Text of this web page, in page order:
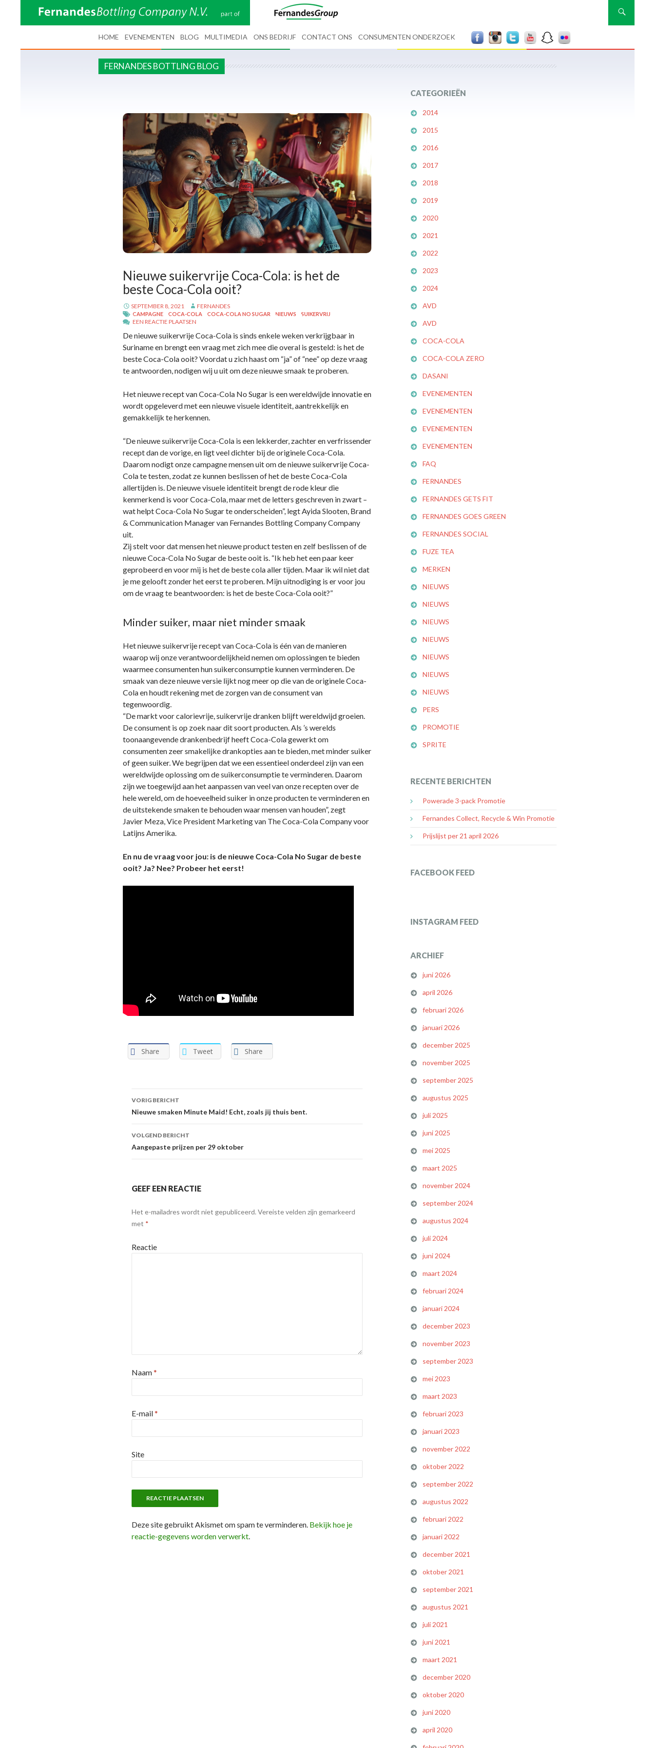
Zoeken
HOME EVENEMENTEN BLOG MULTIMEDIA ONS BEDRIJF CONTACT ONS CONSUMENTEN ONDERZOEK
FERNANDES BOTTLING BLOG
Nieuwe suikervrije Coca-Cola: is het de
beste Coca-Cola ooit?
SEPTEMBER 8, 2021 FERNANDES
CAMPAGNE COCA-COLA COCA-COLA NO SUGAR NIEUWS SUIKERVRIJ
EEN REACTIE PLAATSEN
De nieuwe suikervrije Coca-Cola is sinds enkele weken verkrijgbaar in
Suriname en brengt een vraag met zich mee die overal is gesteld: is het de
beste Coca-Cola ooit? Voordat u zich haast om “ja” of “nee” op deze vraag
te antwoorden, nodigen wij u uit om deze nieuwe smaak te proberen.
Het nieuwe recept van Coca-Cola No Sugar is een wereldwijde innovatie en
wordt opgeleverd met een nieuwe visuele identiteit, aantrekkelijk en
gemakkelijk te herkennen.
“De nieuwe suikervrije Coca-Cola is een lekkerder, zachter en verfrissender
recept dan de vorige, en ligt veel dichter bij de originele Coca-Cola.
Daarom nodigt onze campagne mensen uit om de nieuwe suikervrije Coca-
Cola te testen, zodat ze kunnen beslissen of het de beste Coca-Cola
allertijden is. De nieuwe visuele identiteit brengt de rode kleur die
kenmerkend is voor Coca-Cola, maar met de letters geschreven in zwart –
wat helpt Coca-Cola No Sugar te onderscheiden”, legt Ayida Slooten, Brand
& Communication Manager van Fernandes Bottling Company Company
uit.
Zij stelt voor dat mensen het nieuwe product testen en zelf beslissen of de
nieuwe Coca-Cola No Sugar de beste ooit is. “Ik heb het een paar keer
geprobeerd en voor mij is het de beste cola aller tijden. Maar ik wil niet dat
je me gelooft zonder het eerst te proberen. Mijn uitnodiging is er voor jou
om de vraag te beantwoorden: is het de beste Coca-Cola ooit?”
Minder suiker, maar niet minder smaak
Het nieuwe suikervrije recept van Coca-Cola is één van de manieren
waarop wij onze verantwoordelijkheid nemen om oplossingen te bieden
waarmee consumenten hun suikerconsumptie kunnen verminderen. De
smaak van deze nieuwe versie lijkt nog meer op die van de originele Coca-
Cola en houdt rekening met de zorgen van de consument van
tegenwoordig.
“De markt voor calorievrije, suikervrije dranken blijft wereldwijd groeien.
De consument is op zoek naar dit soort producten. Als ’s werelds
toonaangevende drankenbedrijf heeft Coca-Cola gewerkt om
consumenten zeer smakelijke drankopties aan te bieden, met minder suiker
of geen suiker. We begrijpen dat we een essentieel onderdeel zijn van een
wereldwijde oplossing om de suikerconsumptie te verminderen. Daarom
zijn we toegewijd aan het aanpassen van veel van onze recepten over de
hele wereld, om de hoeveelheid suiker in onze producten te verminderen en
de uitstekende smaken te behouden waar mensen van houden”, zegt
Javier Meza, Vice President Marketing van The Coca-Cola Company voor
Latijns Amerika.
En nu de vraag voor jou: is de nieuwe Coca-Cola No Sugar de beste
ooit? Ja? Nee? Probeer het eerst!
Share Tweet Share
Berichtnavigatie
VORIG BERICHT
Nieuwe smaken Minute Maid! Echt, zoals jij thuis bent.
VOLGEND BERICHT
Aangepaste prijzen per 29 oktober
GEEF EEN REACTIE
Het e-mailadres wordt niet gepubliceerd. Vereiste velden zijn gemarkeerd
met *
Reactie
Naam*
E-mail*
Site
Deze site gebruikt Akismet om spam te verminderen. Bekijk hoe je
reactie-gegevens worden verwerkt.
CATEGORIEËN
2014
2015
2016
2017
2018
2019
2020
2021
2022
2023
2024
AVD
AVD
COCA-COLA
COCA-COLA ZERO
DASANI
EVENEMENTEN
EVENEMENTEN
EVENEMENTEN
EVENEMENTEN
FAQ
FERNANDES
FERNANDES GETS FIT
FERNANDES GOES GREEN
FERNANDES SOCIAL
FUZE TEA
MERKEN
NIEUWS
NIEUWS
NIEUWS
NIEUWS
NIEUWS
NIEUWS
NIEUWS
PERS
PROMOTIE
SPRITE
RECENTE BERICHTEN
Powerade 3-pack Promotie
Fernandes Collect, Recycle & Win Promotie
Prijslijst per 21 april 2026
FACEBOOK FEED
INSTAGRAM FEED
ARCHIEF
juni 2026
april 2026
februari 2026
januari 2026
december 2025
november 2025
september 2025
augustus 2025
juli 2025
juni 2025
mei 2025
maart 2025
november 2024
september 2024
augustus 2024
juli 2024
juni 2024
maart 2024
februari 2024
januari 2024
december 2023
november 2023
september 2023
mei 2023
maart 2023
februari 2023
januari 2023
november 2022
oktober 2022
september 2022
augustus 2022
februari 2022
januari 2022
december 2021
oktober 2021
september 2021
augustus 2021
juli 2021
juni 2021
maart 2021
december 2020
oktober 2020
juni 2020
april 2020